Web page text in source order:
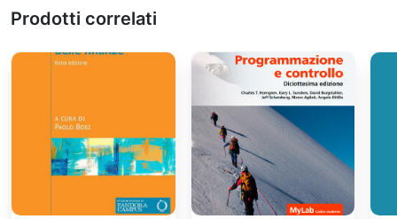
Prodotti correlati